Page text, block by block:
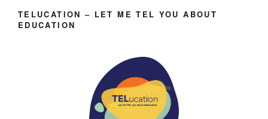
TELUCATION – LET ME TEL YOU ABOUT
EDUCATION